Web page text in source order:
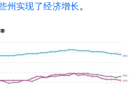
州实现了经济增长。